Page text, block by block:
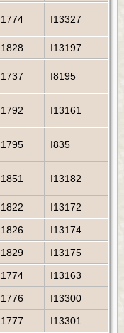
1774 I13327
1828 I13197
1737 I8195
1792 I13161
1795 I835
1851 I13182
1822
I13172
1826
I13174
1829
I13175
1774
I13163
1776
I13300
1777 I13301